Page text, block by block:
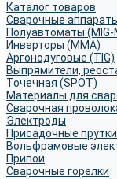
Каталог товаров
Сварочные
Полуавтоматы (MIG-
Инверторы (MMA)
Аргонодуговые (TIG)
Выпрямители,
Точечная (SPOT)
Материалы для
Сварочная
Электроды
Присадочные прутки
Вольфрамовые
Припои
Сварочные горелки